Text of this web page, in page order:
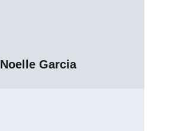
Noelle Garcia